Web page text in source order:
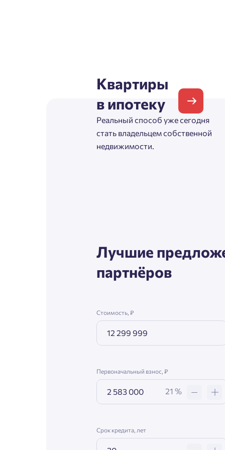
Квартиры
в ипотеку
Реальный способ уже сегодня
стать владельцем собственной
недвижимости.
Лучшие
партнёров
Стоимость, ₽
Первоначальный взнос, ₽
21 %
Срок кредита, лет
Телефон